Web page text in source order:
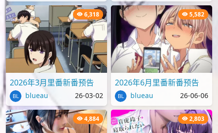
6,318
2026年3月里番新番预告
blueau 26-03-02
5,582
2026年6月里番新番预告
blueau 26-06-06
4,884 2,803